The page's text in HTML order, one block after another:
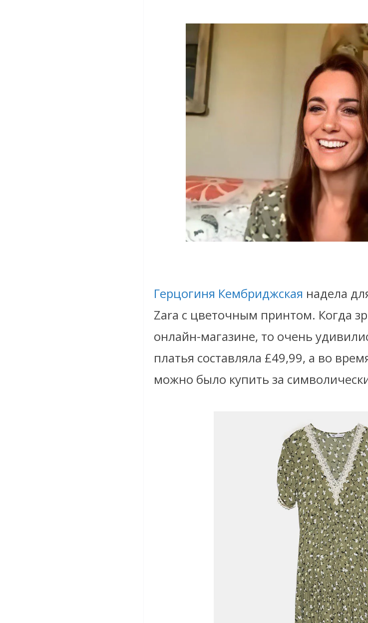
Герцогиня Кембриджская надела
Zara с цветочным принтом. Когда
онлайн-магазине, то очень
платья составляла £49,99, а во
можно было купить за